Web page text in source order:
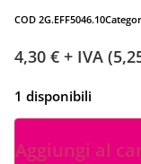
COD 2G.EFF5046.10
4,30 € + IVA (
1 disponibili
Aggiungi al